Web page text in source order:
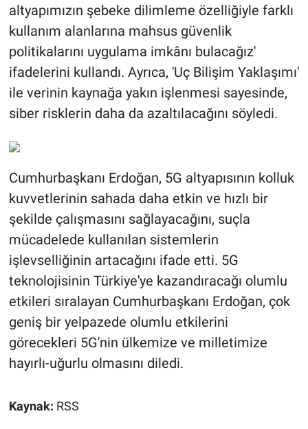
altyapımızın şebeke dilimleme özelliğiyle farklı
kullanım alanlarına mahsus güvenlik
politikalarını uygulama imkânı bulacağız'
ifadelerini kullandı. Ayrıca, 'Uç Bilişim Yaklaşımı'
ile verinin kaynağa yakın işlenmesi sayesinde,
siber risklerin daha da azaltılacağını söyledi.
Cumhurbaşkanı Erdoğan, 5G altyapısının kolluk
kuvvetlerinin sahada daha etkin ve hızlı bir
şekilde çalışmasını sağlayacağını, suçla
mücadelede kullanılan sistemlerin
işlevselliğinin artacağını ifade etti. 5G
teknolojisinin Türkiye'ye kazandıracağı olumlu
etkileri sıralayan Cumhurbaşkanı Erdoğan, çok
geniş bir yelpazede olumlu etkilerini
görecekleri 5G'nin ülkemize ve milletimize
hayırlı-uğurlu olmasını diledi.
Kaynak: RSS